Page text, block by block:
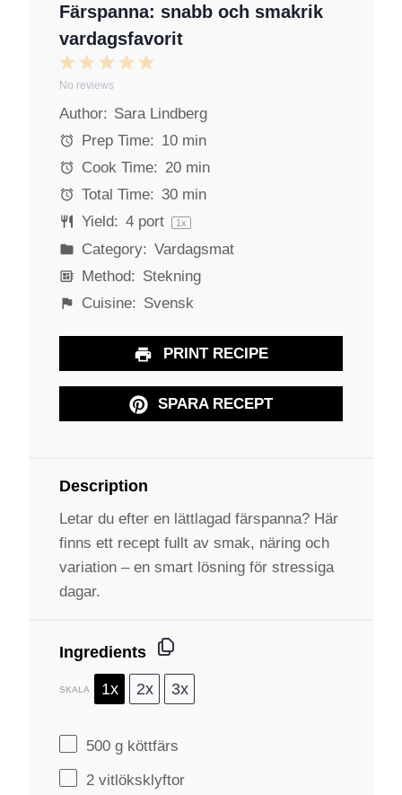
Färspanna: snabb och smakrik
vardagsfavorit
5
t
r
4
t
a
r
s
3
t
a
r
s
2
S
t
a
r
s
1
S
t
a
No reviews
Author: Sara Lindberg
Prep Time: 10 min
Cook Time: 20 min
Total Time: 30 min
Yield: 4port 1x
Category: Vardagsmat
Method: Stekning
Cuisine: Svensk
PRINT RECIPE
SPARA RECEPT
Description
Letar du efter en lättlagad färspanna? Här
finns ett recept fullt av smak, näring och
variation – en smart lösning för stressiga
dagar.
Ingredients
SKALA 1x 2x 3x
500 g köttfärs
2 vitlöksklyftor